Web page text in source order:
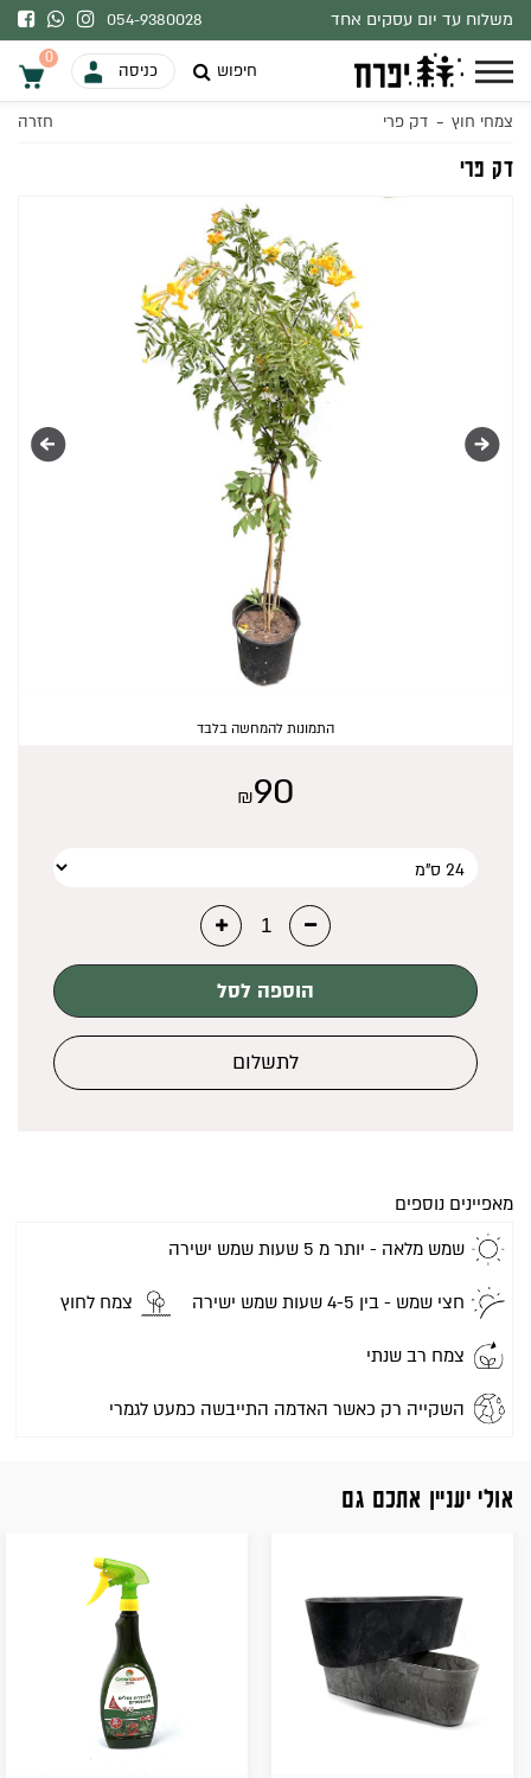
משלוח עד יום עסקים אחד
בהתאם למלאי.
054-9380028
0
0
0
כניסה חיפוש
צמחי חוץ - דק פרי חזרה
דק פרי
התמונות להמחשה בלבד
90
₪
הוספה לסל
לתשלום
מאפיינים נוספים
שמש מלאה - יותר מ 5 שעות שמש ישירה
חצי שמש - בין 4-5 שעות שמש ישירה צמח לחוץ
צמח רב שנתי
השקייה רק כאשר האדמה התייבשה כמעט לגמרי
אולי יעניין אתכם גם